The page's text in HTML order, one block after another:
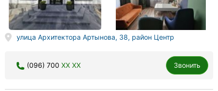
улица Архитектора Артынова, 38, район Центр
(096) 700 XX XX Звонить